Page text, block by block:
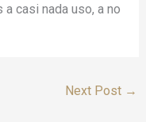
casi nada uso, a no
Next Post →